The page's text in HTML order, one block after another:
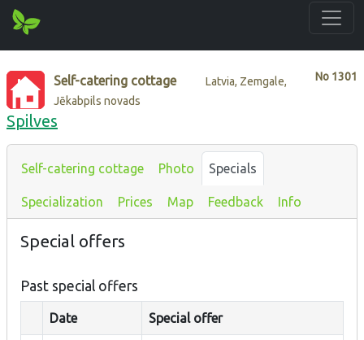
No 1301
Self-catering cottage
Latvia, Zemgale,
Jēkabpils novads
Spilves
Self-catering cottage Photo Specials
Specialization Prices Map Feedback Info
Special offers
Past special offers
Date Special offer